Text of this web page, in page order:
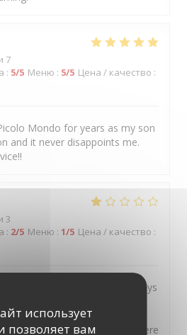
использует
позволяет вам
7
: 5/5 Меню : 5/5 Цена / качество :
Mondo for years as my son
and it never disappoints me.
3
: 2/5 Меню : 1/5 Цена / качество :
your restaurant as I have always
But on this occasion was
It was my sons birthday treat
so much he said let’s go there